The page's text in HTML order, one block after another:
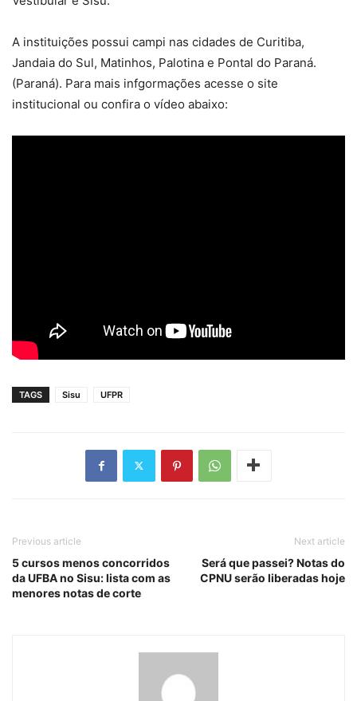
A instituições possui campi nas cidades de Curitiba,
Jandaia do Sul, Matinhos, Palotina e Pontal do Paraná.
(Paraná). Para mais infgormações acesse o site
institucional ou confira o vídeo abaixo:
TAGS Sisu UFPR
Previous article
5 cursos menos concorridos
da UFBA no Sisu: lista com as
menores notas de corte
Next article
Será que passei? Notas do
CPNU serão liberadas hoje